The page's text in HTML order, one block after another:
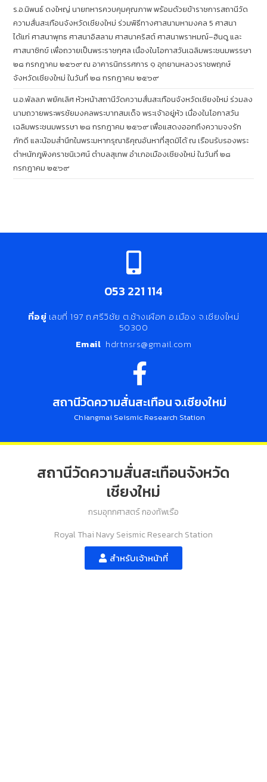
ร.อ.นิพนธ์ ดงใหญ่ นายทหารควบคุมคุณภาพ พร้อมด้วยข้าราชการสถานีวัด
ความสั่นสะเทือนจังหวัดเชียงใหม่ ร่วมพิธีทางศาสนามหามงคล 5 ศาสนา
ได้แก่ ศาสนาพุทธ ศาสนาอิสลาม ศาสนาคริสต์ ศาสนาพราหมณ์–ฮินดู และ
ศาสนาซิกข์ เพื่อถวายเป็นพระราชกุศล เนื่องในโอกาสวันเฉลิมพระชนมพรรษา
๒๘ กรกฎาคม ๒๕๖๙ ณ อาคารนิทรรศการ ๑ อุทยานหลวงราชพฤกษ์
จังหวัดเชียงใหม่ ในวันที่ ๒๘ กรกฎาคม ๒๕๖๙
น.อ.พัลลภ พยัคเลิศ หัวหน้าสถานีวัดความสั่นสะเทือนจังหวัดเชียงใหม่ ร่วมลง
นามถวายพระพรชัยมงคลพระบาทสมเด็จ พระเจ้าอยู่หัว เนื่องในโอกาสวัน
เฉลิมพระชนมพรรษา ๒๘ กรกฎาคม ๒๕๖๙ เพื่อแสดงออกถึงความจงรัก
ภักดี และน้อมสำนึกในพระมหากรุณาธิคุณอันหาที่สุดมิได้ ณ เรือนรับรองพระ
ตำหนักภูพิงคราชนิเวศน์ ตำบลสุเทพ อำเภอเมืองเชียงใหม่ ในวันที่ ๒๘
กรกฎาคม ๒๕๖๙
053 221 114
ที่อยู่ เลขที่ 197 ถ.ศรีวิชัย ต.ช้างเผือก อ.เมือง จ.เชียงใหม่
50300
Email hdrtnsrs@gmail.com
สถานีวัดความสั่นสะเทือน จ.เชียงใหม่
Chiangmai Seismic Research Station
สถานีวัดความสั่นสะเทือนจังหวัด
เชียงใหม่
กรมอุทกศาสตร์ กองทัพเรือ
Royal Thai Navy Seismic Research Station
สำหรับเจ้าหน้าที่